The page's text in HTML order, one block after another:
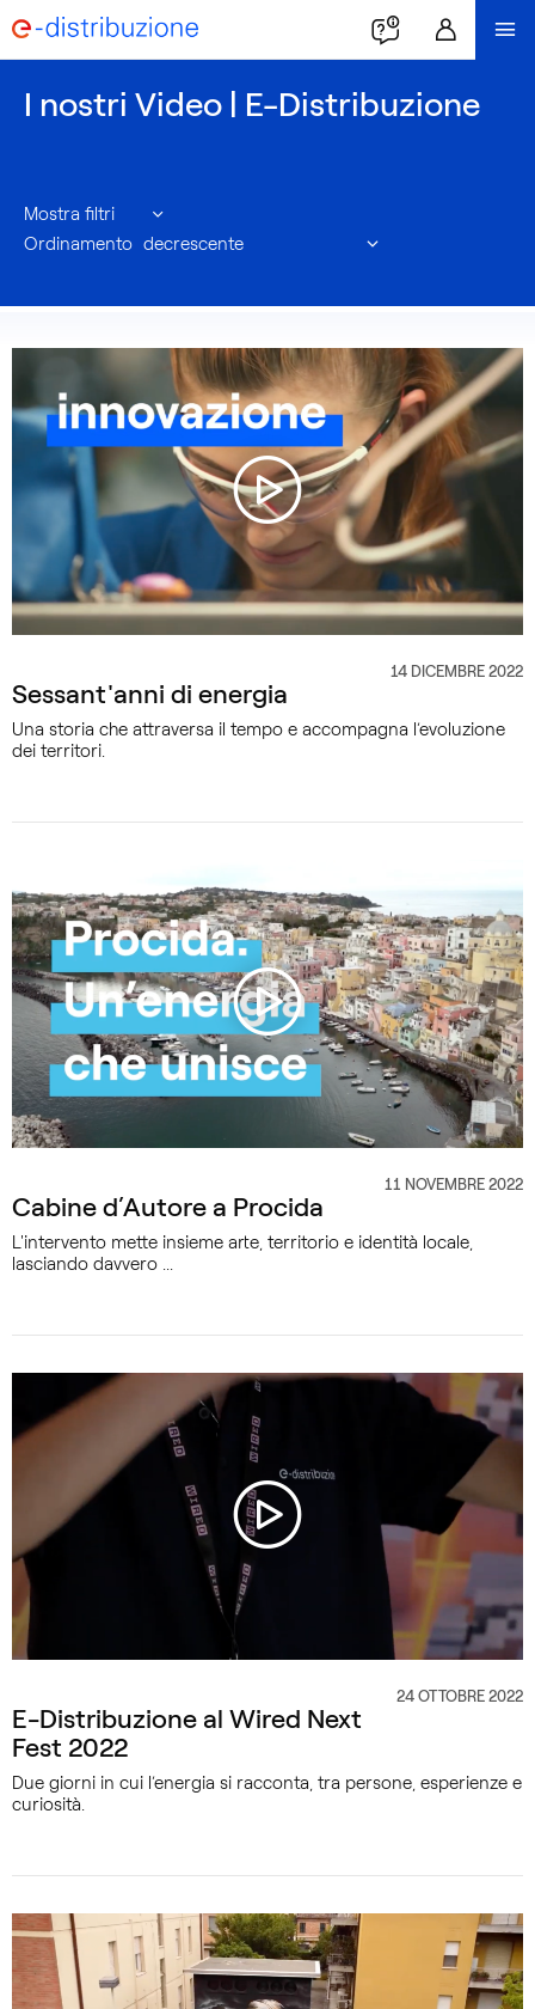
I nostri Video | E-Distribuzione
Mostra filtri
Ordinamento
contiene
una
selezione
articoli
14 DICEMBRE 2022
Sessant'anni di energia
Una storia che attraversa il tempo e accompagna l’evoluzione
dei territori.
11 NOVEMBRE 2022
Cabine d’Autore a Procida
L'intervento mette insieme arte, territorio e identità locale,
lasciando davvero ...
24 OTTOBRE 2022
E-Distribuzione al Wired Next
Fest 2022
Due giorni in cui l’energia si racconta, tra persone, esperienze e
curiosità.